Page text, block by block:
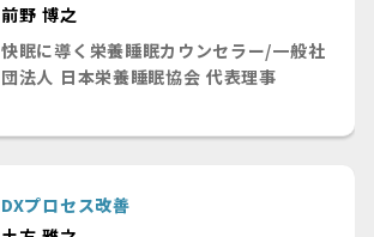
前野 博之
快眠に導く栄養睡眠カウンセラー/一般社
団法人 日本栄養睡眠協会 代表理事
DXプロセス改善